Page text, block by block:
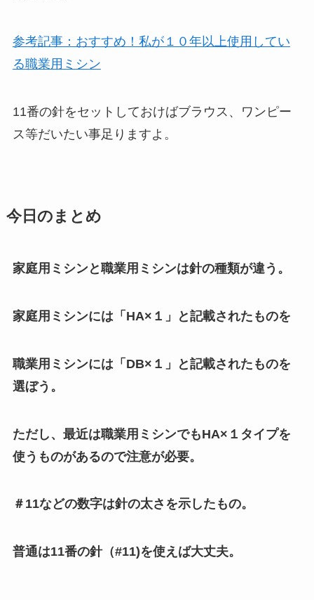
参考記事：おすすめ！私が１０年以上使用してい
る職業用ミシン
11番の針をセットしておけばブラウス、ワンピー
ス等だいたい事足りますよ。
今日のまとめ
家庭用ミシンと職業用ミシンは針の種類が違う。
家庭用ミシンには「HA×１」と記載されたものを
職業用ミシンには「DB×１」と記載されたものを
選ぼう。
ただし、最近は職業用ミシンでもHA×１タイプを
使うものがあるので注意が必要。
＃11などの数字は針の太さを示したもの。
普通は11番の針（#11)を使えば大丈夫。